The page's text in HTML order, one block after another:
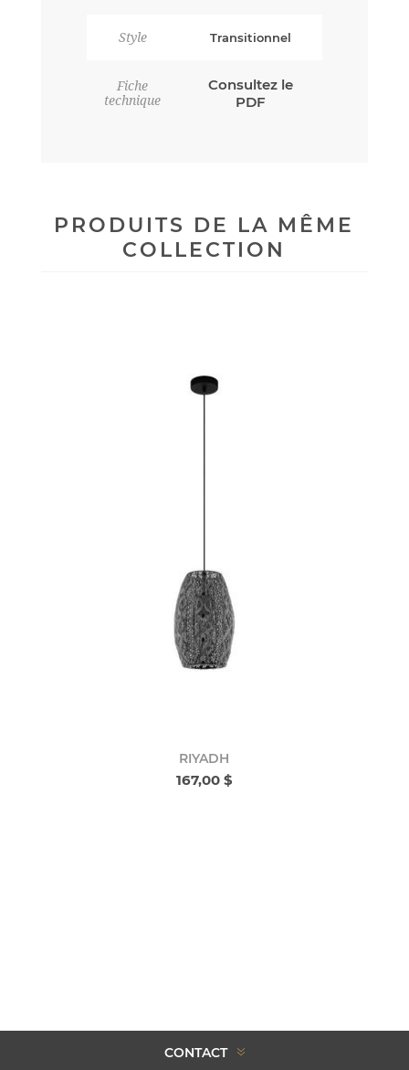
Style Transitionnel
Fiche
technique
Consultez le
PDF
PRODUITS DE LA MÊME
COLLECTION
RIYADH
167,00 $
CONTACT